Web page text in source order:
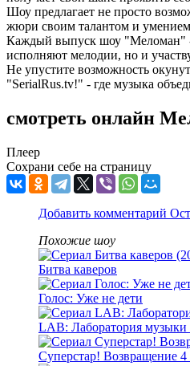
Шоу предлагает не просто
жюри своим талантом и умением
Каждый выпуск шоу "Меломан" -
исполняют мелодии, но и
Не упустите возможность
"SerialRus.tv!" - где музыка
смотреть онлайн
Плеер
Сохрани себе на страницу
Добавить комментарий
Похожие шоу
Битва каверов
Голос: Уже не дети
LAB: Лаборатория музыки
Суперстар! Возвращение 4